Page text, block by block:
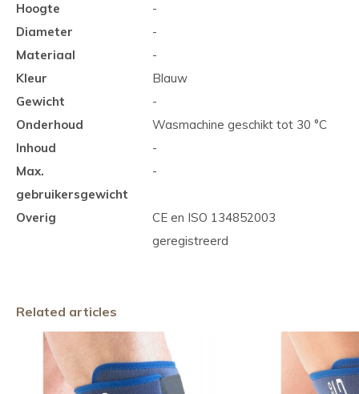
Hoogte
-
Diameter
-
Materiaal
-
Kleur
Blauw
Gewicht
-
Onderhoud
Wasmachine geschikt tot 30 °C
Inhoud
-
Max.
gebruikersgewicht
-
Overig
CE en ISO 134852003
geregistreerd
Related articles